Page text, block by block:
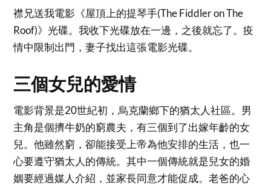
襟兄送我電影《屋頂上的提琴手(The Fiddler on The
Roof)》光碟。我收下光碟放在一邊，之後就忘了。疫
情中限制出門，妻子找出這張電影光碟。
三個女兒的愛情
電影背景是20世紀初，烏克蘭鄉下的猶太人社區。男
主角是個擠牛奶的窮農夫，有三個到了出嫁年齡的女
兒。他雖然窮，卻能接受上帝為他安排的生活，也一
心要遵守猶太人的傳統。其中一個傳統就是兒女的婚
姻要經過媒人介紹，並家長同意才能促成。老爸的心